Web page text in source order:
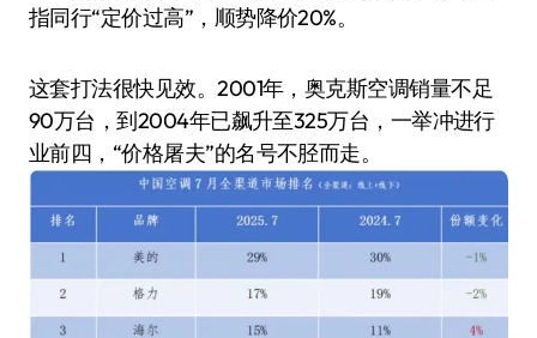
指同行“定价过高”，顺势降价20%。
这套打法很快见效。2001年，奥克斯空调销量不足
90万台，到2004年已飙升至325万台，一举冲进行
业前四，“价格屠夫”的名号不胫而走。